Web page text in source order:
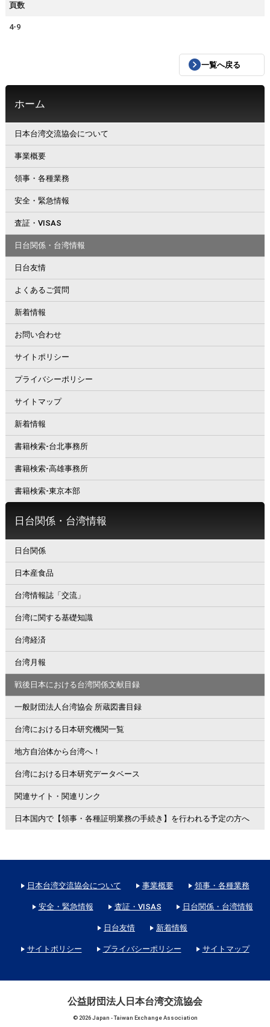
頁数
4-9
一覧へ戻る
ホーム
日本台湾交流協会について
事業概要
領事・各種業務
安全・緊急情報
査証・VISAS
日台関係・台湾情報
日台友情
よくあるご質問
新着情報
お問い合わせ
サイトポリシー
プライバシーポリシー
サイトマップ
新着情報
書籍検索-台北事務所
書籍検索-高雄事務所
書籍検索-東京本部
日台関係・台湾情報
日台関係
日本産食品
台湾情報誌「交流」
台湾に関する基礎知識
台湾経済
台湾月報
戦後日本における台湾関係文献目録
一般財団法人台湾協会 所蔵図書目録
台湾における日本研究機関一覧
地方自治体から台湾へ！
台湾における日本研究データベース
関連サイト・関連リンク
日本国内で【領事・各種証明業務の手続き】を行われる予定の方へ
日本台湾交流協会について 事業概要 領事・各種業務
安全・緊急情報 査証・VISAS 日台関係・台湾情報
日台友情 新着情報
サイトポリシー プライバシーポリシー サイトマップ
公益財団法人日本台湾交流協会
© 2026 Japan - Taiwan Exchange Association